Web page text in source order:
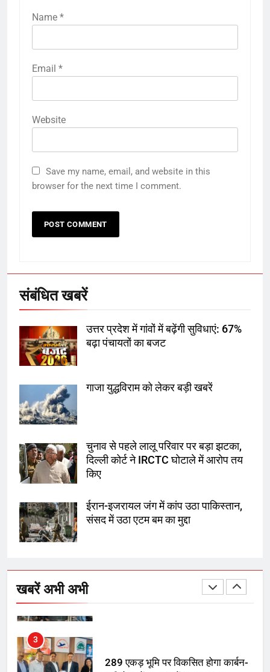
Name *
Email *
Website
Save my name, email, and website in this
browser for the next time I comment.
संबंधित खबरें
उत्तर प्रदेश में गांवों में बढ़ेंगी सुविधाएं: 67%
बढ़ा पंचायतों का बजट
गाजा युद्धविराम को लेकर बड़ी खबरें
चुनाव से पहले लालू परिवार पर बड़ा झटका,
दिल्ली कोर्ट ने IRCTC घोटाले में आरोप तय
किए
ईरान-इजरायल जंग में कांप उठा पाकिस्तान,
संसद में उठा एटम बम का मुद्दा
खबरें अभी अभी
राम की नगरी अयोध्या में आने वाले भक्तों
का स्वागत करेगा लक्ष्मण द्वार
7
गाजा युद्धविराम को लेकर बड़ी खबरें
8
तय किए
1
रोशन सिंह के नाम पर करने की मांग तेज
अमर शहीद ठाकुर रोशन सिंह के नाम पर
स्वरूप रानी नेहरू चिकित्सालय का
फ्री डेटा सेंटर, हजारों उच्च-कुशल